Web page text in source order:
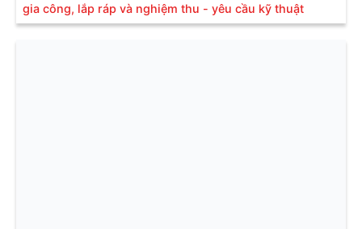
gia công, lắp ráp và nghiệm thu - yêu cầu kỹ thuật